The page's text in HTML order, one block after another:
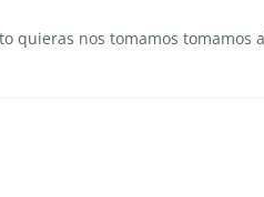
quieras nos tomamos tomamos